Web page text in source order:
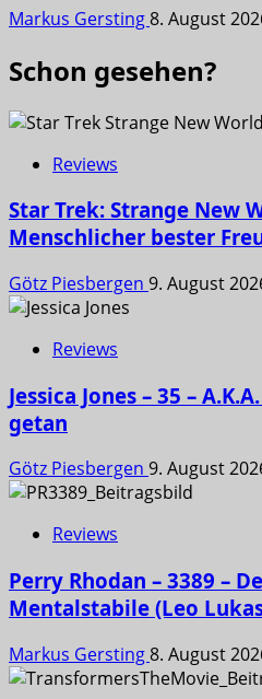
Markus Gersting8. August
Schon gesehen?
Reviews
Star Trek: Strange New
Menschlicher bester
Götz Piesbergen 9. August
Reviews
Jessica Jones – 35 –
getan
Götz Piesbergen 9. August
Reviews
Perry Rhodan – 3389 –
Mentalstabile (Leo
Markus Gersting8. August